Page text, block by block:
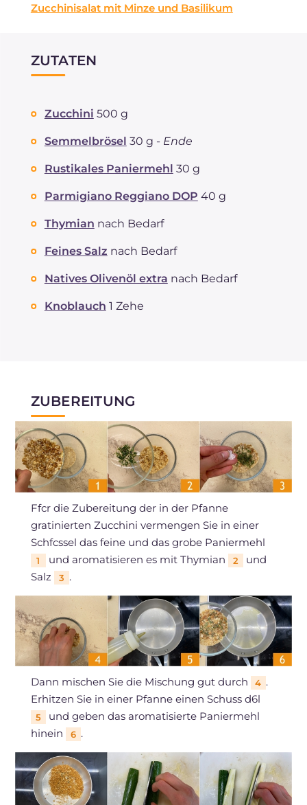
Zucchinisalat mit Minze und Basilikum
ZUTATEN
Zucchini 500 g
Semmelbrösel 30 g - Ende
Rustikales Paniermehl 30 g
Parmigiano Reggiano DOP 40 g
Thymian nach Bedarf
Feines Salz nach Bedarf
Natives Olivenöl extra nach Bedarf
Knoblauch 1 Zehe
ZUBEREITUNG
Ffcr die Zubereitung der in der Pfanne
gratinierten Zucchini vermengen Sie in einer
Schfcssel das feine und das grobe Paniermehl
1 und aromatisieren es mit Thymian 2
und
Salz
3 .
Dann mischen Sie die Mischung gut durch 4 .
Erhitzen Sie in einer Pfanne einen Schuss d6l
5
und geben das aromatisierte Paniermehl
hinein
6 .